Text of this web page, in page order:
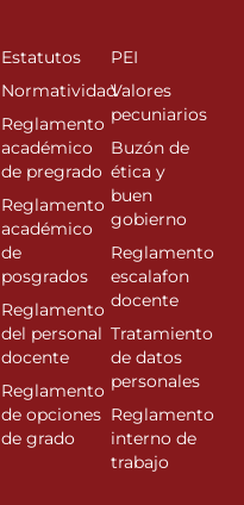
Estatutos
Normatividad
Reglamento
académico
de pregrado
Reglamento
académico
de
posgrados
Reglamento
del personal
docente
Reglamento
de opciones
de grado
PEI
Valores
pecuniarios
Buzón de
ética y
buen
gobierno
Reglamento
escalafon
docente
Tratamiento
de datos
personales
Reglamento
interno de
trabajo